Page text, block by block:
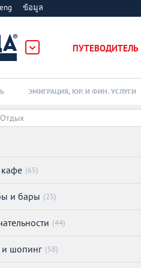
eng ข้อมูล
ПУТЕВОДИТЕЛЬ
ЭМИГРАЦИЯ, ЮР. И ФИН. УСЛУГИ
(65)
и бары (25)
(44)
и шопинг (58)